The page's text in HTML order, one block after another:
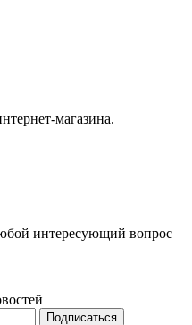
магазина.
интересующий вопрос
Подписаться